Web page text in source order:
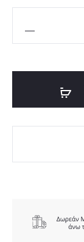
ποσότητα